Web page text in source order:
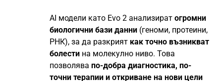
AI модели като Evo 2 анализират огромни
биологични бази данни (геноми, протеини,
РНК), за да разкрият как точно възникват
болести на молекулно ниво. Това
позволява по-добра диагностика, по-
точни терапии и откриване на нови цели